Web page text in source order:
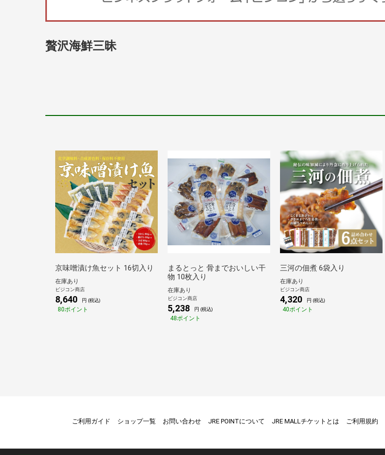
贅沢海鮮三昧
京味噌漬け魚セット 16切入り
在庫あり
ビジコン商店
8,640 円 (税込)
80ポイント
まるとっと 骨までおいしい干
物 10枚入り
在庫あり
ビジコン商店
5,238 円 (税込)
48ポイント
三河の佃煮 6袋入り
在庫あり
ビジコン商店
4,320 円 (税込)
40ポイント
ご利用ガイド ショップ一覧 お問い合わせ JRE POINTについて JRE MALLチケットとは ご利用規約